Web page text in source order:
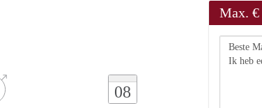
08
Max. €